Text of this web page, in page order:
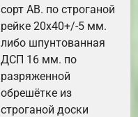
сорт АВ. по строганой
рейке 20х40+/-5 мм.
либо шпунтованная
ДСП 16 мм. по
разряженной
обрешётке из
строганой доски